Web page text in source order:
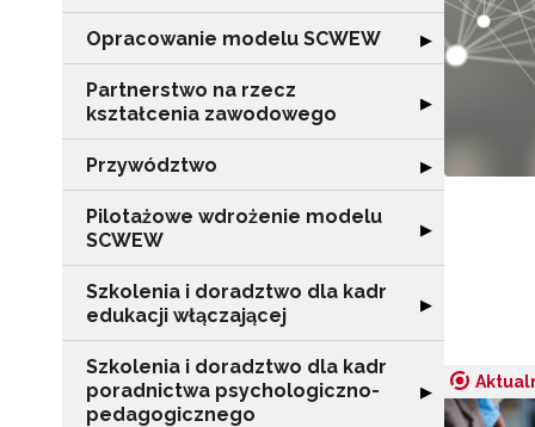
Opracowanie modelu SCWEW Rozwiń sekcję
▶
Partnerstwo na rzecz
kształcenia zawodowego
Rozwiń sekcję
▶
Przywództwo Rozwiń sekcję
▶
Pilotażowe wdrożenie modelu
SCWEW
Rozwiń sekcję
▶
Szkolenia i doradztwo dla kadr
edukacji włączającej
Rozwiń sekcję
▶
Szkolenia i doradztwo dla kadr
poradnictwa psychologiczno-
pedagogicznego
Rozwiń sekcję
▶